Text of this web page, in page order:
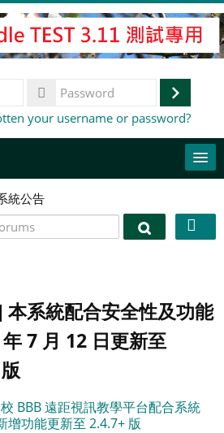
Log
your username or password?
統公告
Search
系統配合安全性及功能
7 月 12 日更新至
BBB 遠距視訊教學平台配合系統
增功能更新至 2.4.7+ 版